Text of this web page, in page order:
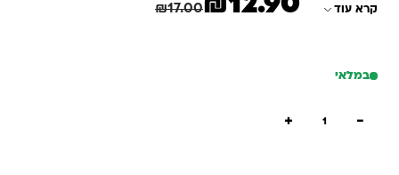
קרא עוד ₪17.00₪12.90 חיסכון
במלאי